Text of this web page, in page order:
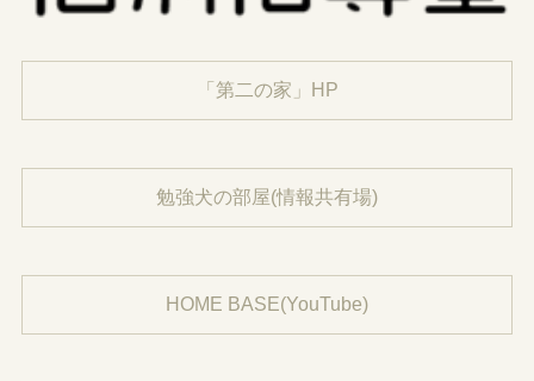
「第二の家」HP
勉強犬の部屋(情報共有場)
HOME BASE(YouTube)